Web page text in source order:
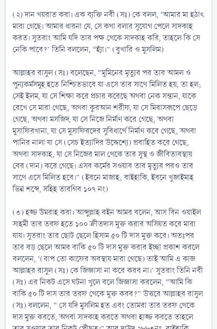
(২) দান খয়রাত করা। এক ব্যক্তি নবী (সঃ) কে বলল, ‘আমার মা হঠাৎ
মারা গেছে। আমার ধারনা যে, সে কথা বলার সুযোগ পেলে সাদকাহ
করত। সুতরাং আমি যদি তার পক্ষ থেকে সাদকাহ করি, তাহলে কি সে
নেকি পাবে?’ তিনি বললেন, “হ্যাঁ।” (বুখারি ও মুসলিম)
আল্লাহর রাসুল (সঃ) বলেছেন, “মুমিনের মৃত্যুর পর তার আমল ও
পুন্যকর্মসমুহ হতে নিশ্চিতভাবে যা এসে তার সাথে মিলিত হয়, তা হল;
সেই ইলম, যা সে শিক্ষা করে প্রচার করেছে অথবা নেক সন্তান, যাকে
রেখে সে মারা গেছে, অথবা কুরআন শরীফ, যা সে মিরাসরূপে ছেড়ে
গেছে, অথবা মসজিদ, যা সে নিজে নির্মাণ করে গেছে, অথবা
মুসাফিরখানা, যা সে মুসাফিরদের সুবিধার্থে নির্মাণ করে গেছে, অথবা
পানির নালা যা সে (সেচ ইত্যাদির উদ্দেশ্যে) প্রবাহিত করে গেছে,
অথবা সাদকাহ, যা সে নিজের মাল থেকে তার সুস্থ ও জীবিতাবস্থায়
বের (দান) করে গেছে। এসব কর্মের সওয়াব তার মৃত্যুর পরও তার
সাথে এসে মিলিত হবে।” (ইবনে মাজাহ, বাইহাকি, ইবনে খুজাইমাহ
ভিন্ন শব্দে, সহিহ তারগিব ১০৭ নং)
(৩) হজ্জ উমরাহ করা। আব্দুল্লাহ বইন আমর বলেন, আস বিন ওয়াইল
সাহমী তার তরফ হতে ১০০ ক্রীতদাস মুক্ত করার অসিয়ত করে মারা
যায়। সুতরাং তার ছোট ছেলে হিসাম ৫০ টি দাস মুক্ত করে। অতঃপর
তার বড় ছেলে আমর বাকি ৫০ টি দাস মুক্ত করার ইচ্ছা প্রকাশ করলে
বললেন, ‘(বাপ তো কাফের অবস্থায় মারা গেছে) তাই আমি এ কাজ
আল্লাহর রাসুল (সঃ) কে জিজ্ঞাসা না করে করব না।’ সুতরাং তিনি নবী
(সঃ) এর নিকট এসে ঘটনা খুলে বলে জিজ্ঞাসা করলেন, “আমি কি
বাকি ৫০ টি দাস তার তরফ থেকে মুক্ত করব?” উত্তরে আল্লাহর রাসুল
(সঃ) বললেন, “ সে যদি মুসলিম হত এবং তোমরা তার তরফ থেকে
দাস মুক্ত করতে, অথবা সাদকাহ করতে অথবা হাজ্জ করতে তাহলে